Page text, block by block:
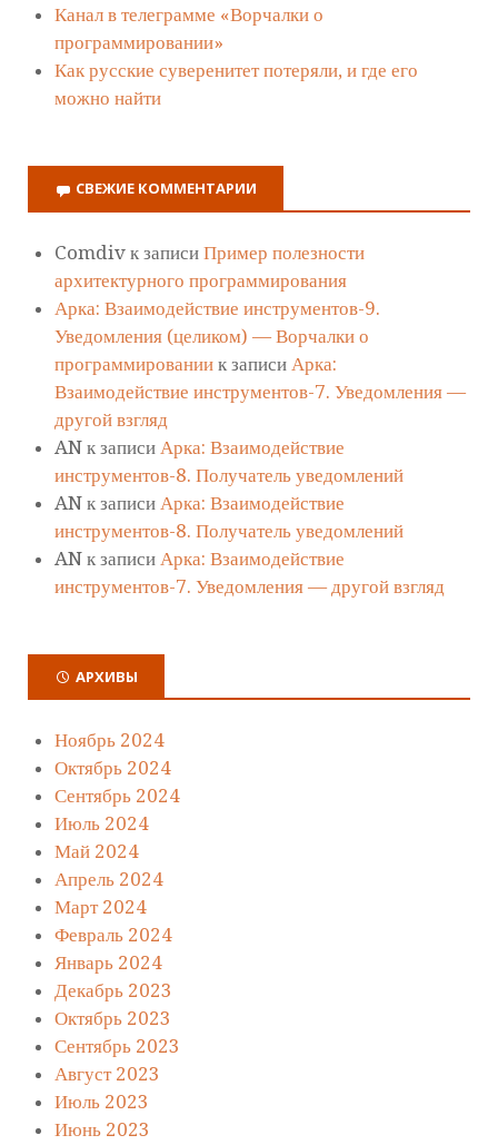
Канал в телеграмме «Ворчалки о
программировании»
Как русские суверенитет потеряли, и где его
можно найти
СВЕЖИЕ КОММЕНТАРИИ
Comdiv к записи Пример полезности
архитектурного программирования
Арка: Взаимодействие инструментов-9.
Уведомления (целиком) — Ворчалки о
программировании к записи Арка:
Взаимодействие инструментов-7. Уведомления —
другой взгляд
AN к записи Арка: Взаимодействие
инструментов-8. Получатель уведомлений
AN к записи Арка: Взаимодействие
инструментов-8. Получатель уведомлений
AN к записи Арка: Взаимодействие
инструментов-7. Уведомления — другой взгляд
АРХИВЫ
Ноябрь 2024
Октябрь 2024
Сентябрь 2024
Июль 2024
Май 2024
Апрель 2024
Март 2024
Февраль 2024
Январь 2024
Декабрь 2023
Октябрь 2023
Сентябрь 2023
Август 2023
Июль 2023
Июнь 2023